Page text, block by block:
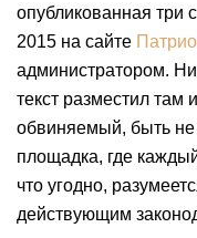
опубликованная три
2015 на сайте
администратором.
текст разместил там
обвиняемый, быть
площадка, где
что угодно,
действующим